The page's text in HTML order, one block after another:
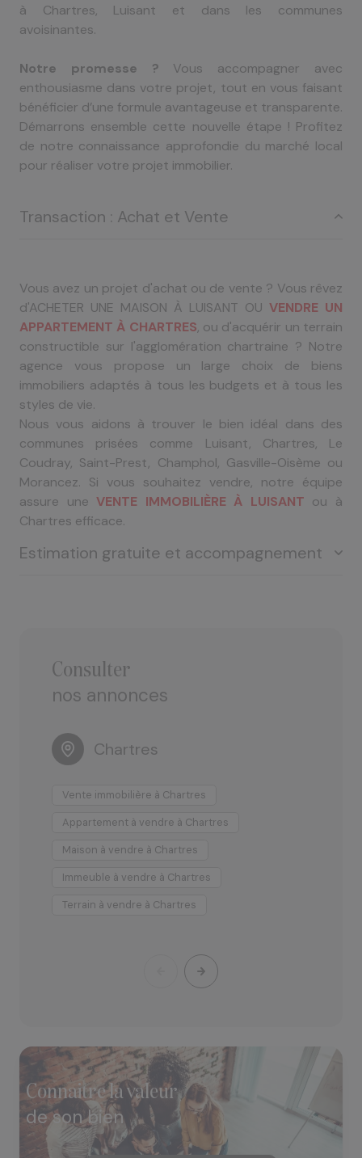
consulter
nos annonces
Chartres
Vente immobilière à Chartres
Appartement à vendre à Chartres
Maison à vendre à Chartres
Immeuble à vendre à Chartres
Terrain à vendre à Chartres
connaitre la valeur
de son bien
à Chartres, Luisant et dans les communes
avoisinantes.
Notre promesse ? Vous accompagner avec
enthousiasme dans votre projet, tout en vous faisant
bénéficier d’une formule avantageuse et transparente.
Démarrons ensemble cette nouvelle étape ! Profitez
de notre connaissance approfondie du marché local
pour réaliser votre projet immobilier.
Transaction : Achat et Vente
Vous avez un projet d'achat ou de vente ? Vous rêvez
d'ACHETER UNE MAISON À LUISANT OU VENDRE UN
APPARTEMENT À CHARTRES, ou d'acquérir un terrain
constructible sur l'agglomération chartraine ? Notre
agence vous propose un large choix de biens
immobiliers adaptés à tous les budgets et à tous les
styles de vie.
Nous vous aidons à trouver le bien idéal dans des
communes prisées comme Luisant, Chartres, Le
Coudray, Saint-Prest, Champhol, Gasville-Oisème ou
Morancez. Si vous souhaitez vendre, notre équipe
assure uneVENTE IMMOBILIÈRE À LUISANT ou à
Chartres efficace.
Estimation gratuite et accompagnement
GRATUITE SUR L'AGGLOMÉRATION CHARTRAINE, que
une longère, une maison bourgeoise, un local, des
Grâce à notre parfaite connaissance du marché
juste, et nous vous proposons un mandat de vente
sans exclusivité ainsi que des frais réduits, afin que vos